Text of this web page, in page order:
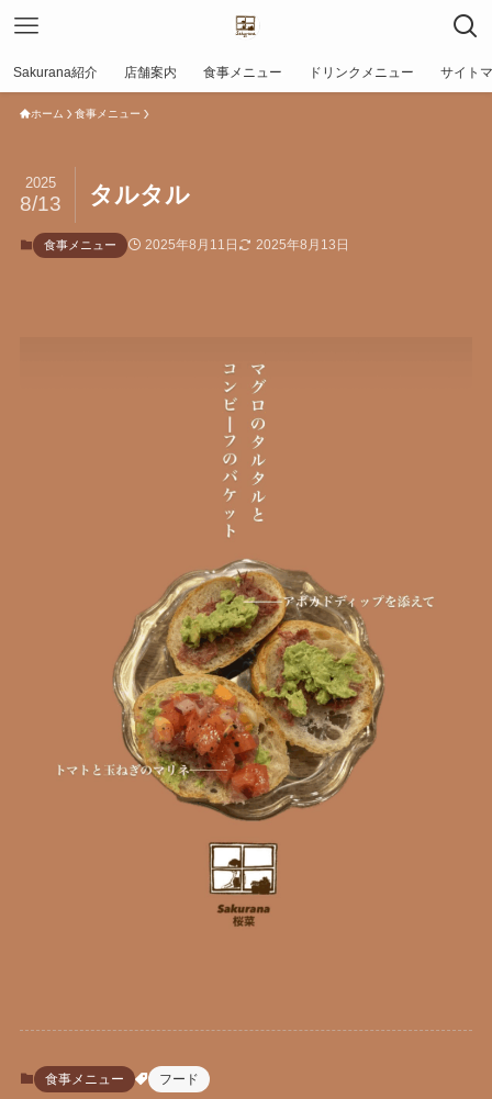
Sakurana紹介 店舗案内 食事メニュー ドリンクメニュー サイト
ホーム 食事メニュー
タルタル
2025
8/13
食事メニュー 2025年8月11日 2025年8月13日
食事メニュー フード